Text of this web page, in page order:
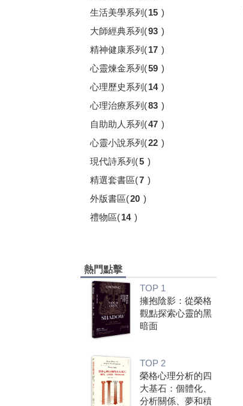
生活美學系列 (15 )
大師經典系列 (93 )
精神健康系列 (17 )
心靈煉金系列 (59 )
心理歷史系列 (14 )
心理治療系列 (83 )
自助助人系列 (47 )
心靈小說系列 (22 )
現代詩系列 (5 )
精選套書區(7 )
外版書區(20 )
禮物區(14 )
熱門點擊
TOP 1
擁抱陰影：從榮格
觀點探索心靈的黑
暗面
TOP 2
榮格心理分析的四
大基石：個體化、
分析關係、夢和積